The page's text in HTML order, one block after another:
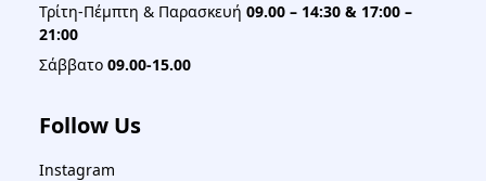
Τρίτη-Πέμπτη & Παρασκευή 09.00 – 14:30 & 17:00 –
21:00
Σάββατο 09.00-15.00
Follow Us
Instagram